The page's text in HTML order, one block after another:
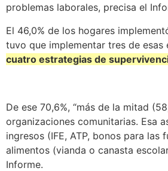
problemas laborales, precisa el
El 46,0% de los hogares
tuvo que implementar tres de
cuatro estrategias de
De ese 70,6%, “más de la mitad
organizaciones comunitarias. Esa
ingresos (IFE, ATP, bonos para
alimentos (vianda o canasta
Informe.